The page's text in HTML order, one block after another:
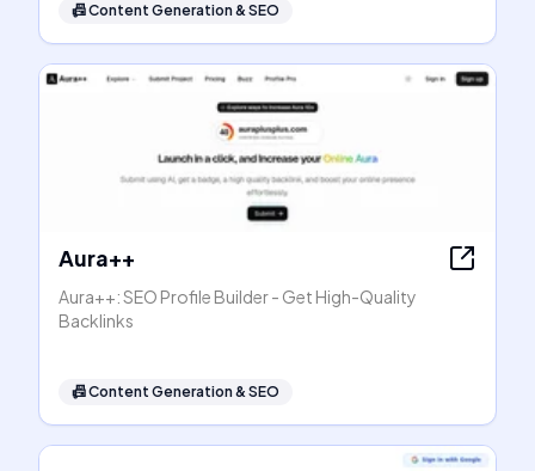
📠Content Generation & SEO
Aura++
Aura++: SEO Profile Builder - Get High-Quality
Backlinks
📠Content Generation & SEO